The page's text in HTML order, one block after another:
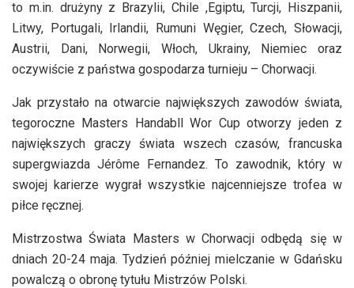
to m.in. drużyny z Brazylii, Chile ,Egiptu, Turcji, Hiszpanii,
Litwy, Portugali, Irlandii, Rumuni Węgier, Czech, Słowacji,
Austrii, Dani, Norwegii, Włoch, Ukrainy, Niemiec oraz
oczywiście z państwa gospodarza turnieju – Chorwacji.
Jak przystało na otwarcie największych zawodów świata,
tegoroczne Masters Handabll Wor Cup otworzy jeden z
największych graczy świata wszech czasów, francuska
supergwiazda Jérôme Fernandez. To zawodnik, który w
swojej karierze wygrał wszystkie najcenniejsze trofea w
piłce ręcznej.
Mistrzostwa Świata Masters w Chorwacji odbędą się w
dniach 20-24 maja. Tydzień później mielczanie w Gdańsku
powalczą o obronę tytułu Mistrzów Polski.